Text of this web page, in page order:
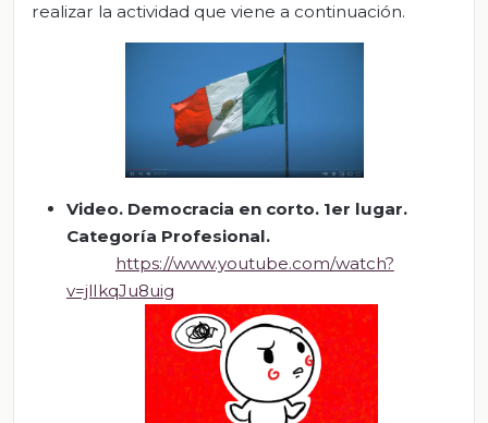
realizar la actividad que viene a continuación.
Video. Democracia en corto. 1er lugar.
Categoría Profesional.
https://www.youtube.com/watch?
v=jlIkqJu8uig